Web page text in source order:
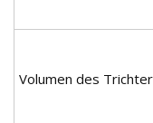
Volumen des